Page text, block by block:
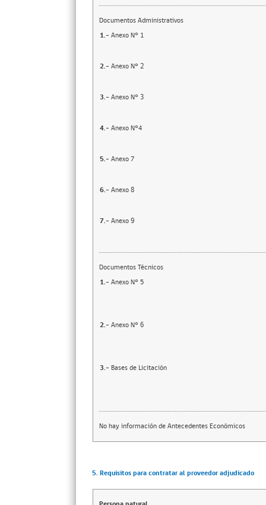
Documentos Administrativos
1.- Anexo N° 1
2.- Anexo N° 2
3.- Anexo N° 3
4.- Anexo N°4
5.- Anexo 7
6.- Anexo 8
7.- Anexo 9
Documentos Técnicos
1.- Anexo N° 5
2.- Anexo N° 6
3.- Bases de Licitación
No hay información de Antecedentes Económicos
5. Requisitos para contratar al proveedor adjudicado